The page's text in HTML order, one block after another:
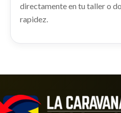
49500A4000SJ
TRANSMISION
directamente en tu taller o
rapidez.